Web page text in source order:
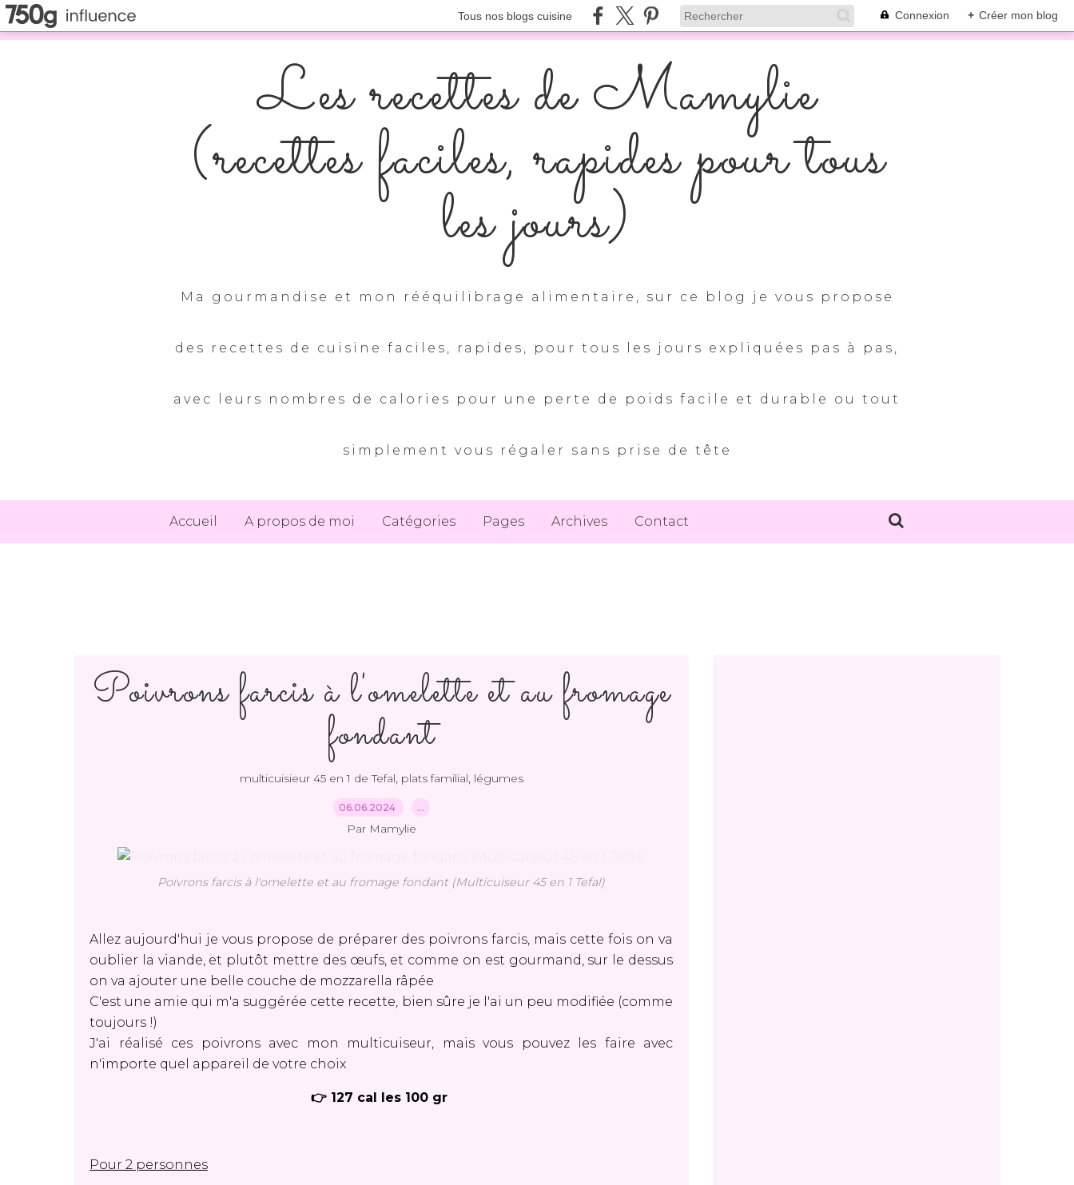
Tous nos blogs cuisine Connexion + Créer mon blog
Les recettes de Mamylie
(recettes faciles, rapides pour tous
les jours)
Ma gourmandise et mon rééquilibrage alimentaire, sur ce blog je vous propose
des recettes de cuisine faciles, rapides, pour tous les jours expliquées pas à pas,
avec leurs nombres de calories pour une perte de poids facile et durable ou tout
simplement vous régaler sans prise de tête
Accueil A propos de moi Catégories Pages Archives Contact
Poivrons farcis à l'omelette et au fromage
fondant
multicuisieur 45 en 1 de Tefal, plats familial, légumes
06.06.2024 …
Par Mamylie
Poivrons farcis à l'omelette et au fromage fondant (Multicuiseur 45 en 1 Tefal)
Allez aujourd'hui je vous propose de préparer des poivrons farcis, mais cette fois on va
oublier la viande, et plutôt mettre des œufs, et comme on est gourmand, sur le dessus
on va ajouter une belle couche de mozzarella râpée
C'est une amie qui m'a suggérée cette recette, bien sûre je l'ai un peu modifiée (comme
toujours !)
J'ai réalisé ces poivrons avec mon multicuiseur, mais vous pouvez les faire avec
n'importe quel appareil de votre choix
👉 127 cal les 100 gr
Pour 2 personnes